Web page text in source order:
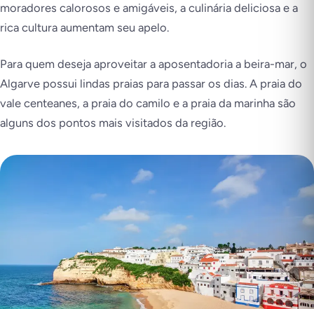
moradores calorosos e amigáveis, a culinária deliciosa e a
rica cultura aumentam seu apelo.
Para quem deseja aproveitar a aposentadoria a beira-mar, o
Algarve possui lindas praias para passar os dias. A praia do
vale centeanes, a praia do camilo e a praia da marinha são
alguns dos pontos mais visitados da região.